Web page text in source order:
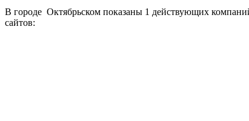
В городе Октябрьском показаны 1 действующих
сайтов: